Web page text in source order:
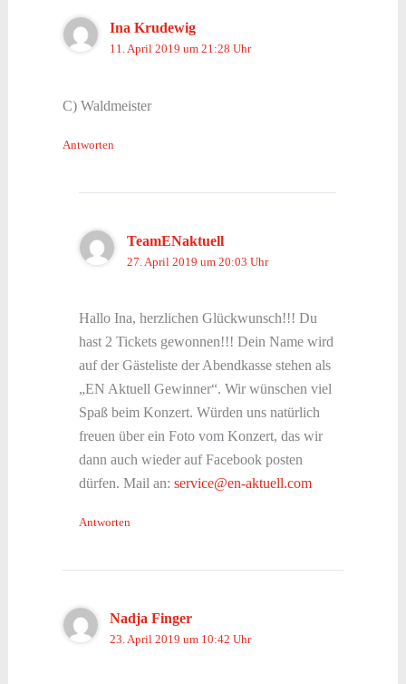
Ina Krudewig
11. April 2019 um 21:28 Uhr
C) Waldmeister
Antworten
TeamENaktuell
27. April 2019 um 20:03 Uhr
Hallo Ina, herzlichen Glückwunsch!!! Du
hast 2 Tickets gewonnen!!! Dein Name wird
auf der Gästeliste der Abendkasse stehen als
„EN Aktuell Gewinner“. Wir wünschen viel
Spaß beim Konzert. Würden uns natürlich
freuen über ein Foto vom Konzert, das wir
dann auch wieder auf Facebook posten
dürfen. Mail an:service@en-aktuell.com
Antworten
Nadja Finger
23. April 2019 um 10:42 Uhr